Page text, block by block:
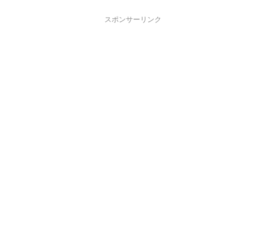
スポンサーリンク